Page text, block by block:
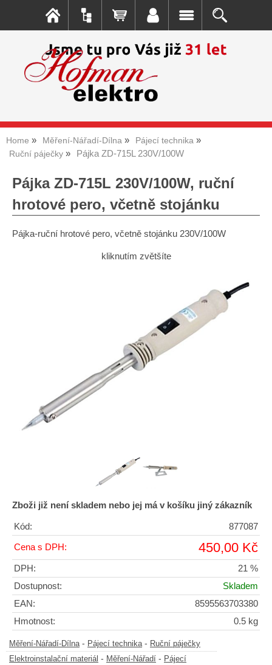
Home Měření-Nářadí-Dílna
Pájecí technika
Ruční páječky
Pájka ZD-715L 230V/100W
Pájka ZD-715L 230V/100W, ruční
hrotové pero, včetně stojánku
Pájka-ruční hrotové pero, včetně stojánku 230V/100W
kliknutím zvětšíte
Zboži již není skladem nebo jej má v košíku jiný zákazník
Kód: 877087
Cena s DPH: 450,00 Kč
DPH:
21 %
Dostupnost:
Skladem
EAN:
8595563703380
Hmotnost:
0.5 kg
Měření-Nářadí-Dílna - Pájecí technika - Ruční páječky
Elektroinstalační materiál - Měření-Nářadí - Pájecí